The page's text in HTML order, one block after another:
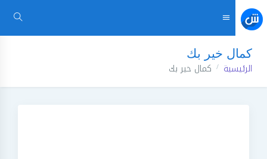
كمال خير بك
الرئيسية كمال خير بك